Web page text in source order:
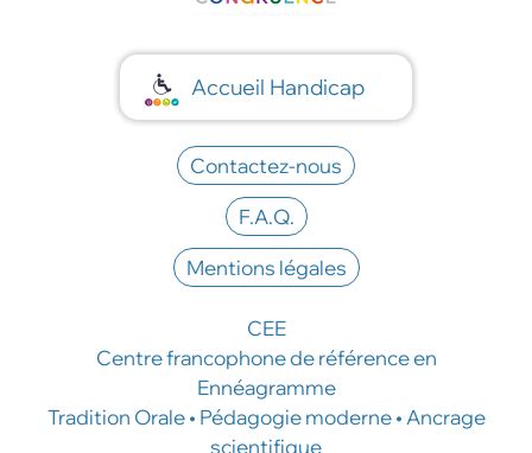
Accueil Handicap
Contactez-nous
F.A.Q.
Mentions légales
CEE
Centre francophone de référence en
Ennéagramme
Tradition Orale • Pédagogie moderne • Ancrage
scientifique